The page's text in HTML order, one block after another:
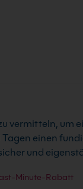
vermitteln, um
einen
und
Minute-Rabatt